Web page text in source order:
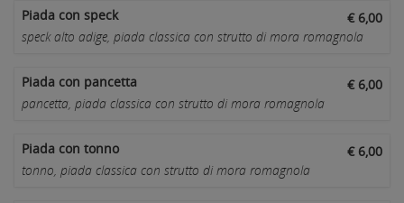
Piada con speck
€ 6,00
speck alto adige, piada classica con strutto di mora romagnola
Piada con pancetta
€ 6,00
pancetta, piada classica con strutto di mora romagnola
Piada con tonno
€ 6,00
tonno, piada classica con strutto di mora romagnola